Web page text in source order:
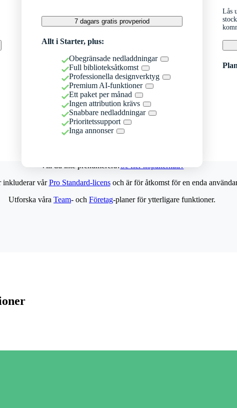
7 dagars gratis provperiod
Allt i Starter, plus:
Obegränsade nedladdningar
Full biblioteksåtkomst
Professionella designverktyg
Premium AI-funktioner
Ett paket per månad
Ingen attribution krävs
Snabbare nedladdningar
Prioritetssupport
Inga annonser
Lås
Vill du inte prenumerera?Se fler köpalternativ
inkluderar vårPro Standard-licensoch är för åtkomst för en enda
Utforska våra Team- och Företag-planer för ytterligare funktioner.